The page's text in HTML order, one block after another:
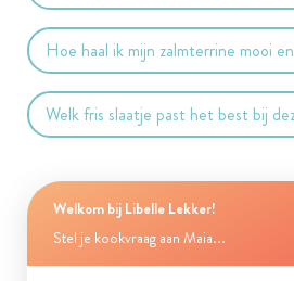
Hoe haal ik mijn zalmterrine mooi
Welk fris slaatje past het best bij
Welkom bij Libelle Lekker!
Stel je kookvraag aan Maia...